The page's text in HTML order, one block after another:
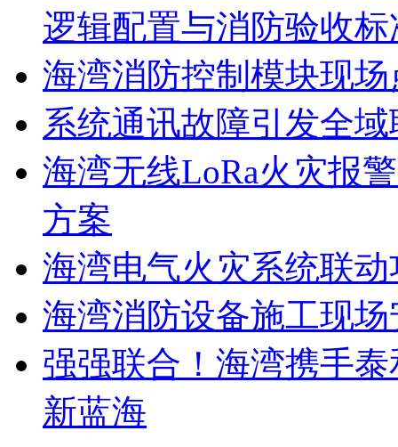
逻辑配置与消防验收标
海湾消防控制模块现
系统通讯故障引发全
海湾无线LoRa火灾报
方案
海湾电气火灾系统联
海湾消防设备施工现
强强联合！海湾携手
新蓝海